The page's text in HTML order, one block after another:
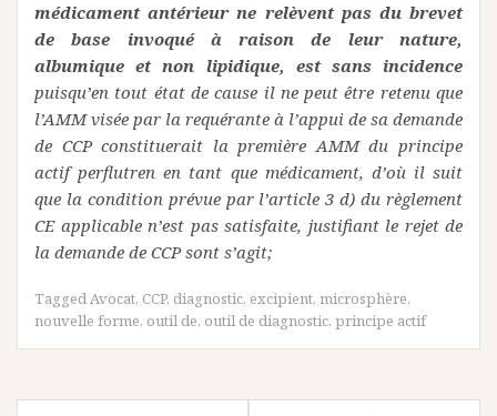
médicament antérieur ne relèvent pas du brevet
de base invoqué à raison de leur nature,
albumique et non lipidique, est sans incidence
puisqu’en tout état de cause il ne peut être retenu que
l’AMM visée par la requérante à l’appui de sa demande
de CCP constituerait la première AMM du principe
actif perflutren en tant que médicament, d’où il suit
que la condition prévue par l’article 3 d) du règlement
CE applicable n’est pas satisfaite, justifiant le rejet de
la demande de CCP sont s’agit;
TaggedAvocat, CCP, diagnostic, excipient, microsphère,
nouvelle forme, outil de, outil de diagnostic, principe actif